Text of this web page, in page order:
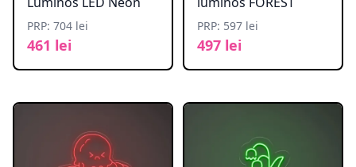
PRP: 704 lei
461 lei
PRP: 597 lei
497 lei